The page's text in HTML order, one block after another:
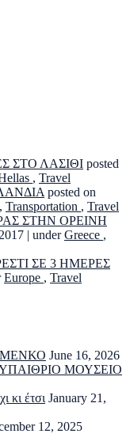
ΣΤΟ ΛΑΣΙΘΙ posted
, Travel
posted on
, Transportation , Travel
ΣΤΗΝ ΟΡΕΙΝΗ
| underGreece ,
ΣΕ 3 ΗΜΕΡΕΣ
Europe , Travel
June 16, 2026
ΜΟΥΣΕΙΟ
κι έτσι January 21,
12, 2025